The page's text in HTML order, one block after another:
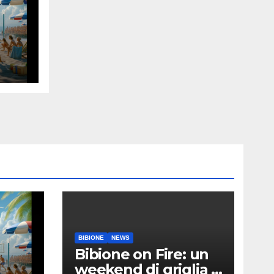
BIBIONE NEWS
Bibione on Fire: un
weekend di griglia e